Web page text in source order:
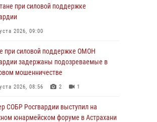
при силовой поддержке
2026, 09:00
при силовой поддержке ОМОН
задержаны подозреваемые в
мошенничестве
2026, 08:56 2 1
СОБР Росгвардии выступил на
юнармейском форуме в Астрахани